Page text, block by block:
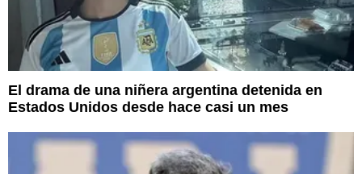
El drama de una niñera argentina detenida en
Estados Unidos desde hace casi un mes